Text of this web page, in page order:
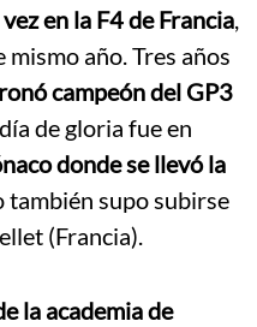
en la F4 de Francia,
año. Tres años
campeón del GP3
de gloria fue en
donde se llevó la
también supo subirse
(Francia).
la academia de